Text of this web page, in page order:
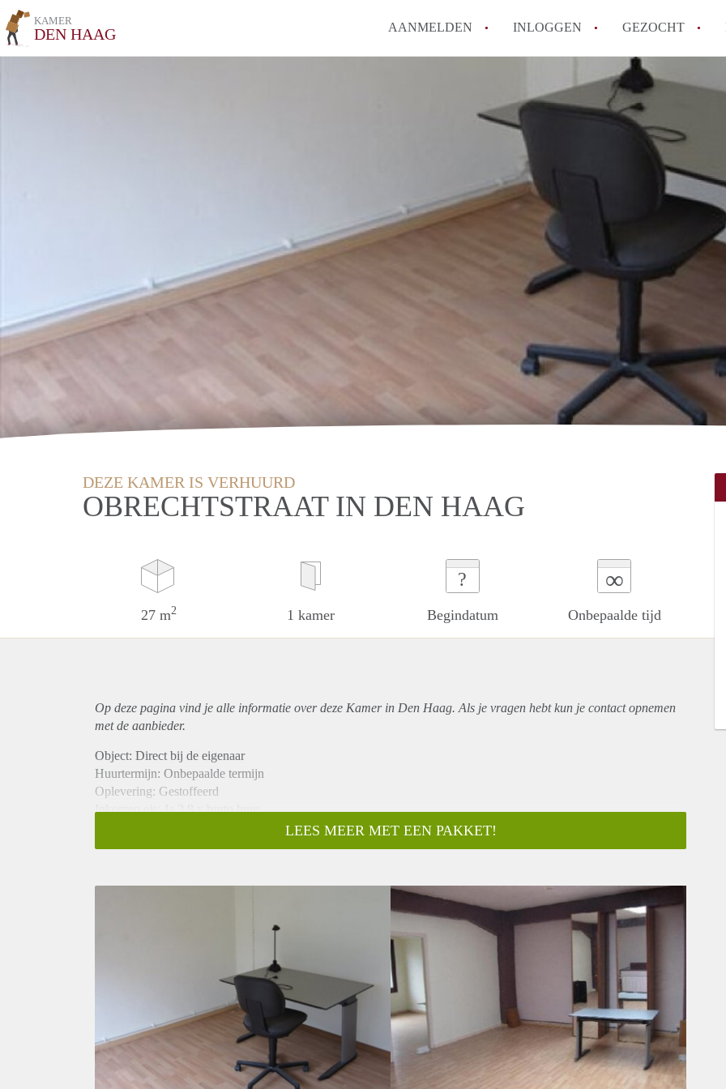
KAMER
DEN HAAG AANMELDEN INLOGGEN GEZOCHT
How to translate
Wat is KamerDenHaag?
Hoeveel kost het om te
Wat is de privacyverklaring
Berekent KamerDenHaag
Alle veelgestelde vragen
DEZE KAMER IS VERHUURD
OBRECHTSTRAAT IN DEN HAAG
27 m2 1 kamer
?
Begindatum
∞
Onbepaalde tijd
Op deze pagina vind je alle informatie over deze Kamer in Den Haag. Als je vragen hebt kun je contact opnemen
met de aanbieder.
Object: Direct bij de eigenaar
Huurtermijn: Onbepaalde termijn
Oplevering: Gestoffeerd
Inkomen eis: Ja 2,8 x bruto huur
Borg: 1 maand
LEES MEER MET EEN PAKKET!